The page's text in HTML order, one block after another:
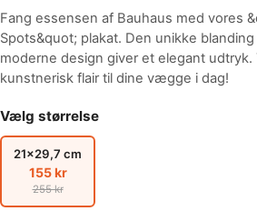
Fang essensen af Bauhaus med vores
Spots&quot; plakat. Den unikke
moderne design giver et elegant udtryk.
kunstnerisk flair til dine vægge i dag!
Vælg størrelse
21x29,7 cm
155 kr
255 kr